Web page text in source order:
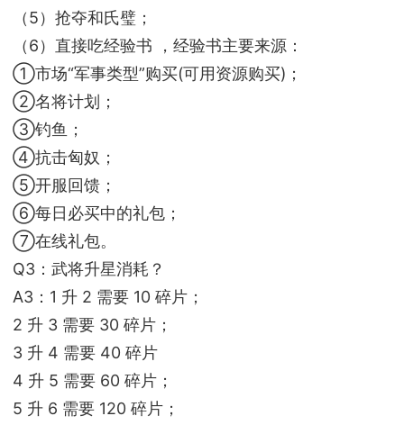
（5）抢夺和氏璧；
（6）直接吃经验书 ，经验书主要来源：
①市场“军事类型”购买(可用资源购买)；
②名将计划；
③钓鱼；
④抗击匈奴；
⑤开服回馈；
⑥每日必买中的礼包；
⑦在线礼包。
Q3：武将升星消耗？
A3：1 升 2 需要 10 碎片；
2 升 3 需要 30 碎片；
3 升 4 需要 40 碎片
4 升 5 需要 60 碎片；
5 升 6 需要 120 碎片；